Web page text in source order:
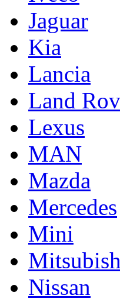
Jaguar
Kia
Lancia
Land
Lexus
MAN
Mazda
Mercedes
Mini
Nissan